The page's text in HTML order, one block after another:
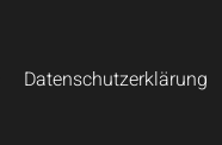
Datenschutzerklärung